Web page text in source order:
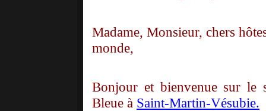
Madame, Monsieur, chers
monde,
Bonjour et bienvenue sur le
Bleue à Saint-Martin-Vésubie.